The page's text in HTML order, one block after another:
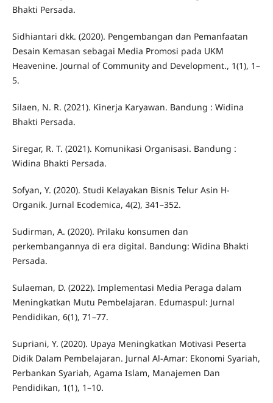
Bhakti Persada.
Sidhiantari dkk. (2020). Pengembangan dan Pemanfaatan
Desain Kemasan sebagai Media Promosi pada UKM
Heavenine. Journal of Community and Development., 1(1), 1–
5.
Silaen, N. R. (2021). Kinerja Karyawan. Bandung : Widina
Bhakti Persada.
Siregar, R. T. (2021). Komunikasi Organisasi. Bandung :
Widina Bhakti Persada.
Sofyan, Y. (2020). Studi Kelayakan Bisnis Telur Asin H-
Organik. Jurnal Ecodemica, 4(2), 341–352.
Sudirman, A. (2020). Prilaku konsumen dan
perkembangannya di era digital. Bandung: Widina Bhakti
Persada.
Sulaeman, D. (2022). Implementasi Media Peraga dalam
Meningkatkan Mutu Pembelajaran. Edumaspul: Jurnal
Pendidikan, 6(1), 71–77.
Supriani, Y. (2020). Upaya Meningkatkan Motivasi Peserta
Didik Dalam Pembelajaran. Jurnal Al-Amar: Ekonomi Syariah,
Perbankan Syariah, Agama Islam, Manajemen Dan
Pendidikan, 1(1), 1–10.